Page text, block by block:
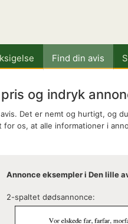
Find din avis
og indryk
Det er nemt og hurtigt, og
os, at alle informationer i
Annonce eksempler i Den lille
2-spaltet dødsannonce: